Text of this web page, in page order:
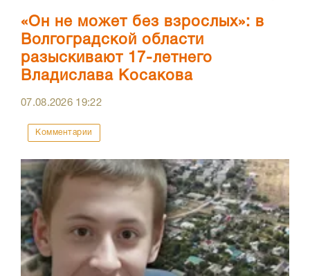
«Он не может без взрослых»: в
Волгоградской области
разыскивают 17-летнего
Владислава Косакова
07.08.2026 19:22
Комментарии